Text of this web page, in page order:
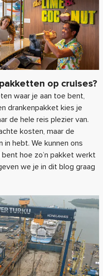
op cruises?
waar je aan toe bent,
drankenpakket kies je
de hele reis plezier van.
kosten, maar de
hebt. We kunnen ons
hoe zo’n pakket werkt
we je in dit blog graag